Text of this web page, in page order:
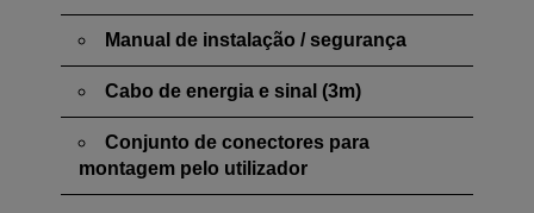
Manual de instalação / segurança
Cabo de energia e sinal (3m)
Conjunto de conectores para
montagem pelo utilizador